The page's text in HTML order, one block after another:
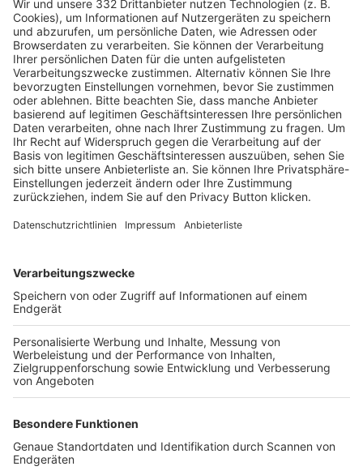
HÄUFIG BESUCHTE SEITEN
Pässe und Vereinswechsel
Trainerausbildung
Schulungsangebot Vereinsmitarbeiter
BFV-Geschäftsstellen
Trainerbörse
Login SpielPlus
FOLGE DEM BFV
TOP-VEREINE
TOP-PARTNER